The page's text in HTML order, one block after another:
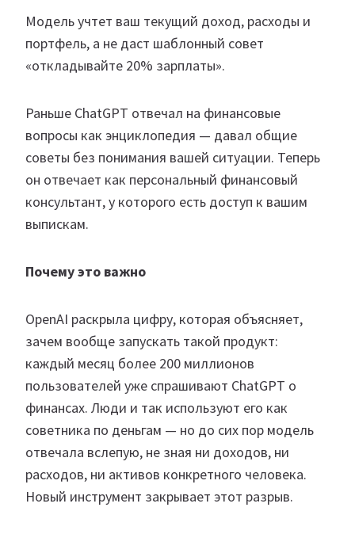
Модель учтет ваш текущий доход, расходы и
портфель, а не даст шаблонный совет
«откладывайте 20% зарплаты».
Раньше ChatGPT отвечал на финансовые
вопросы как энциклопедия — давал общие
советы без понимания вашей ситуации. Теперь
он отвечает как персональный финансовый
консультант, у которого есть доступ к вашим
выпискам.
Почему это важно
OpenAI раскрыла цифру, которая объясняет,
зачем вообще запускать такой продукт:
каждый месяц более 200 миллионов
пользователей уже спрашивают ChatGPT о
финансах. Люди и так используют его как
советника по деньгам — но до сих пор модель
отвечала вслепую, не зная ни доходов, ни
расходов, ни активов конкретного человека.
Новый инструмент закрывает этот разрыв.